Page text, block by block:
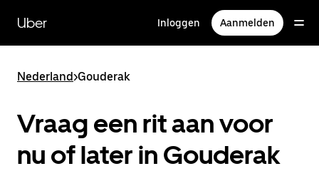
naar
hoofdinhoud
Uber Inloggen Aanmelden
Nederland>Gouderak
Vraag een rit aan voor
nu of later in Gouderak